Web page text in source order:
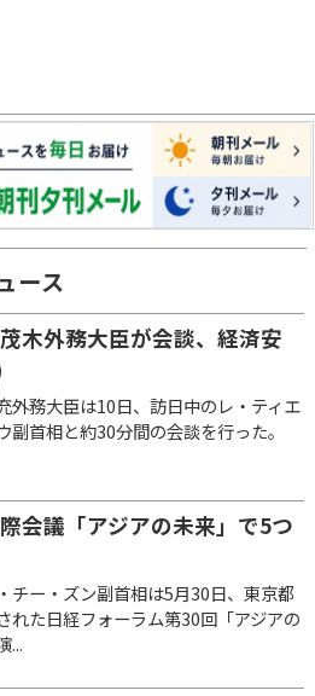
ース
木外務大臣が会談、経済安
外務大臣は10日、訪日中のレ・ティエ
副首相と約30分間の会談を行った。
会議「アジアの未来」で5つ
チー・ズン副首相は5月30日、東京都
れた日経フォーラム第30回「アジアの
...